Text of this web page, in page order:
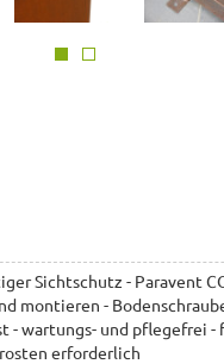
Sichtschutz - Paravent
montieren -
- wartungs- und pflegefrei -
erforderlich